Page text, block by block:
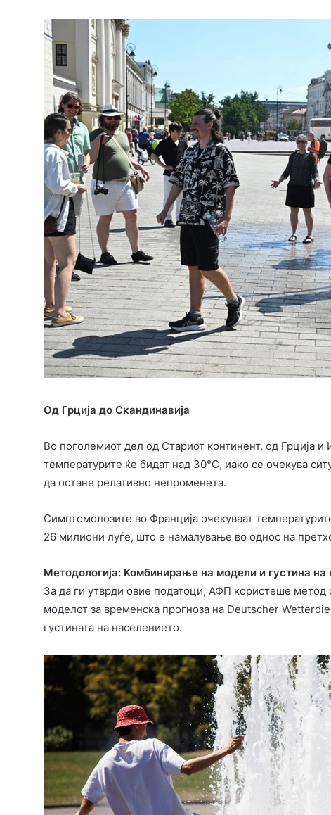
Од Грција до Скандинавија
Во поголемиот дел од Стариот континент, од Грција и
температурите ќе бидат над 30°C, иако се очекува
да остане релативно непроменета.
Симптомолозите во Франција очекуваат
26 милиони луѓе, што е намалување во однос на
Методологија: Комбинирање на модели и густина на
За да ги утврди овие податоци, АФП користеше метод
моделот за временска прогноза на Deutscher
густината на населението.